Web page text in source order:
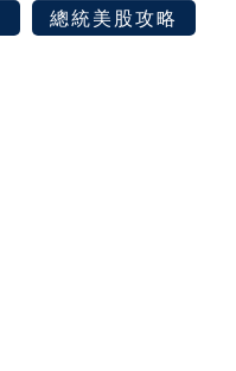
總統美股攻略